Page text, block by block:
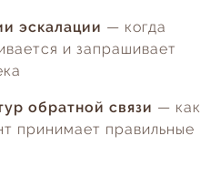
эскалации — когда
и запрашивает
обратной связи — как
принимает правильные